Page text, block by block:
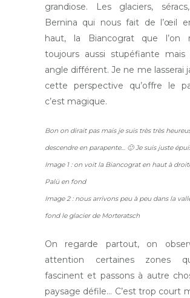
grandiose. Les glaciers,
Bernina qui nous fait de l’œil
haut, la Biancograt que l’on
toujours aussi stupéfiante mais
angle différent. Je ne me lasserai
cette perspective qu’offre le
c’est magique.
Bon on dirait pas mais je suis très très
descendre en parapente… 🙂 Je suis juste
Image 1 : on voit la Biancograt en haut à
Palü en fond
Image 2 : nous arrivons peu à peu dans la
fond le glacier de Morteratsch
On regarde partout, on
attention certaines zones
fascinent et passons à autre
paysage défile… C’est trop court